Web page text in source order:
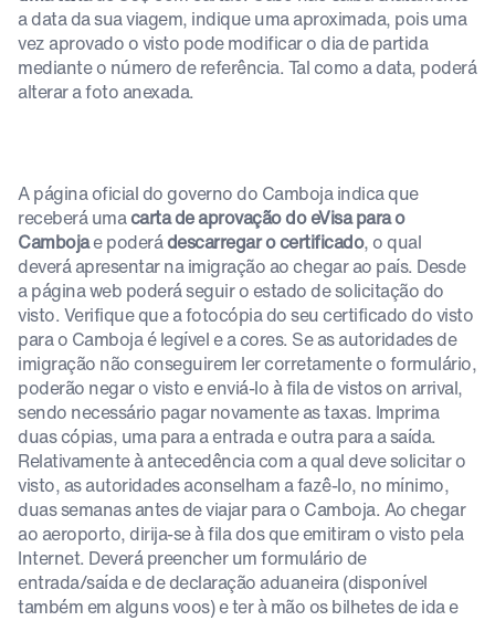
a data da sua viagem, indique uma aproximada, pois uma
vez aprovado o visto pode modificar o dia de partida
mediante o número de referência. Tal como a data, poderá
alterar a foto anexada.
A página oficial do governo do Camboja indica que
receberá umacarta de aprovação do eVisa para o
Cambojae poderádescarregar o certificado, o qual
deverá apresentar na imigração ao chegar ao país. Desde
a página web poderá seguir o estado de solicitação do
visto. Verifique que a fotocópia do seu certificado do visto
para o Camboja é legível e a cores. Se as autoridades de
imigração não conseguirem ler corretamente o formulário,
poderão negar o visto e enviá-lo à fila de vistos on arrival,
sendo necessário pagar novamente as taxas. Imprima
duas cópias, uma para a entrada e outra para a saída.
Relativamente à antecedência com a qual deve solicitar o
visto, as autoridades aconselham a fazê-lo, no mínimo,
duas semanas antes de viajar para o Camboja. Ao chegar
ao aeroporto, dirija-se à fila dos que emitiram o visto pela
Internet. Deverá preencher um formulário de
entrada/saída e de declaração aduaneira (disponível
também em alguns voos) e ter à mão os bilhetes de ida e